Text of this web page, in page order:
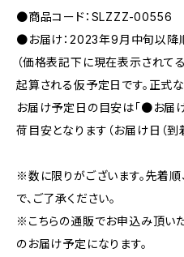
●商品コード：SLZZZ-00556
●お届け：2023年9月中旬以降
（価格表記下に現在表示され
起算される仮予定日です。正式
お届け予定日の目安は「●お届
荷目安となります（お届け日（到
※数に限りがございます。先着
で、ご了承ください。
※こちらの通販でお申込み頂い
のお届け予定になります。